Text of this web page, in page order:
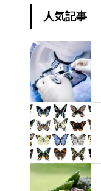
人気記事